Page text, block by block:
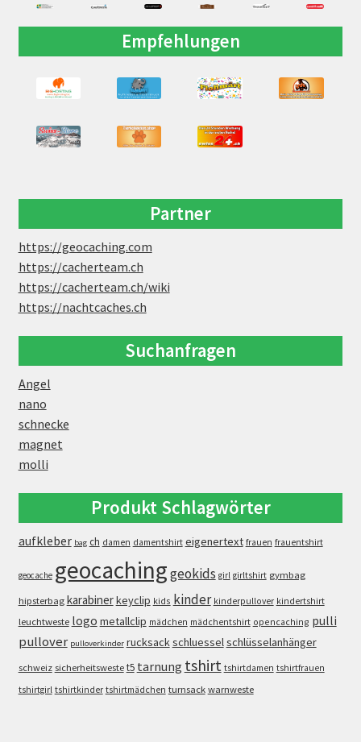
Empfehlungen
Partner
https://geocaching.com
https://cacherteam.ch
https://cacherteam.ch/wiki
https://nachtcaches.ch
Suchanfragen
Angel
nano
schnecke
magnet
molli
Produkt Schlagwörter
aufkleber bag ch damen damentshirt eigenertext frauen frauentshirt
geocache geocachinggeokids girl girltshirt gymbag
hipsterbag karabinerkeyclip kids kinder kinderpullover kindertshirt
leuchtweste logo metallclip mädchen mädchentshirt opencaching pulli
pullover pulloverkinder rucksack schluessel schlüsselanhänger
schweiz sicherheitsweste t5 tarnung tshirt tshirtdamen tshirtfrauen
tshirtgirl tshirtkinder tshirtmädchen turnsack warnweste